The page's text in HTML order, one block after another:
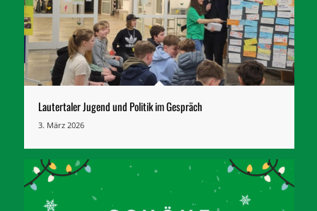
Lautertaler Jugend und Politik im Gespräch
3. März 2026